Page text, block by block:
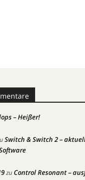
– Heißer!
Switch & Switch 2 –
zuControl Resonant –